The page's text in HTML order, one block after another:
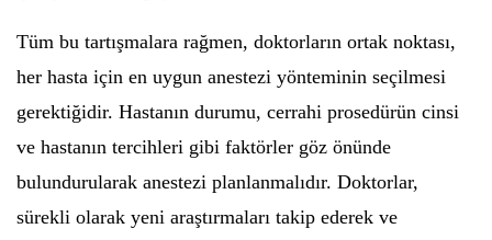
Tüm bu tartışmalara rağmen, doktorların ortak noktası,
her hasta için en uygun anestezi yönteminin seçilmesi
gerektiğidir. Hastanın durumu, cerrahi prosedürün cinsi
ve hastanın tercihleri gibi faktörler göz önünde
bulundurularak anestezi planlanmalıdır. Doktorlar,
sürekli olarak yeni araştırmaları takip ederek ve